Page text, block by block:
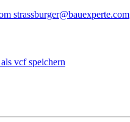
strassburger@bauexperte.com
vcf speichern